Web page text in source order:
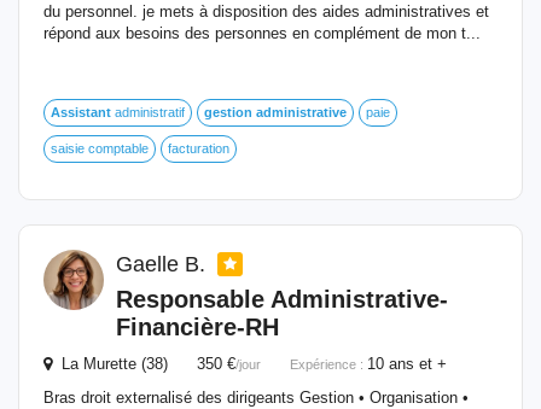
du personnel. je mets à disposition des aides administratives et
répond aux besoins des personnes en complément de mon t...
Assistant administratif gestion administrative paie
saisie comptable facturation
Gaelle B.
Responsable Administrative-
Financière-RH
La Murette (38) 350 €/jour Expérience : 10 ans et +
Bras droit externalisé des dirigeants Gestion • Organisation •